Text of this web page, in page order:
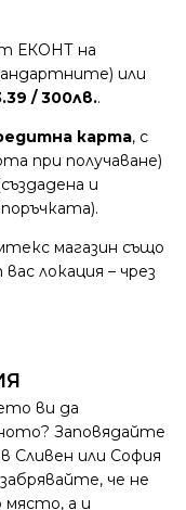
ЕКОНТ на
или
/ 300лв..
карта, с
при получаване)
и
магазин също
локация – чрез
ви да
Заповядайте
Сливен или София
че не
място, а и